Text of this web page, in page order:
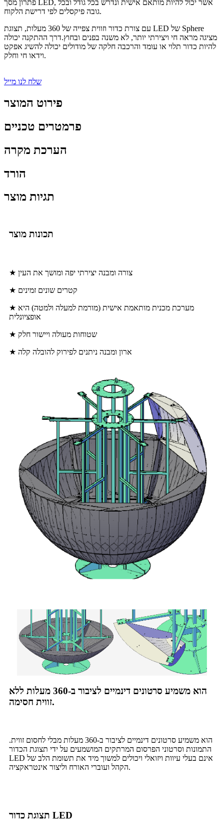
פתרון מסך LED, אשר יכול להיות מותאם אישית ונדרש בכל גודל ובכל
גובה פיקסלים לפי דרישת הלקוח.
עם צורת כדור וזווית צפייה של 360 מעלות, תצוגת LED של Sphere
מציגה מראה חי ויצירתי יותר, לא משנה בפנים ובחוץ.דרך ההתקנה יכולה
להיות כדור תלוי או עומד והרכבה חלקה של מודולים יכולה להשיג אפקט
וידאו חי וחלק.
שלח לנו מייל
פירוט המוצר
פרמטרים טכניים
הערכת מקרה
הורד
תגיות מוצר
תכונות מוצר
★ צורה ומבנה יצירתי יפה ומושך את העין
★ קטרים ​​שונים זמינים
★ מערכת מכנית מותאמת אישית (מורמת למעלה ולמטה) היא
אופציונלית
★ שטוחות מעולה ויישור חלק
★ ארון ומבנה ניתנים לפירוק להובלה קלה
הוא משמיע סרטונים דינמיים לציבור ב-360 מעלות ללא
זווית חסימה.
הוא משמיע סרטונים דינמיים לציבור ב-360 מעלות מבלי לחסום זווית.
התמונות וסרטוני הפרסום המרתקים המושמעים על ידי תצוגת הכדור
LED אינם בעלי עיוות ויזואלי ויכולים למשוך מיד את תשומת הלב של
הקהל ועוברי האורח וליצור אינטראקציה.
תצוגת כדור LED